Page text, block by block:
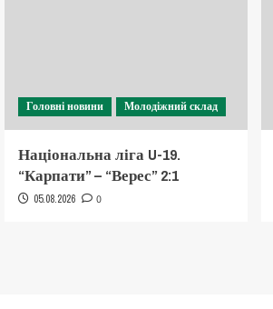
Головні новини Молодіжний склад
Національна ліга U-19.
“Карпати” – “Верес” 2:1
05.08.2026 0